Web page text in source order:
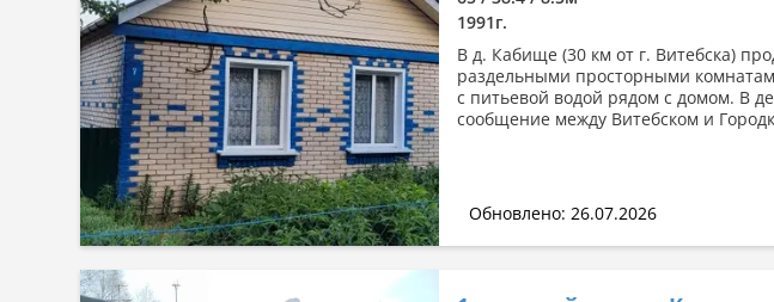
1991г.
В д. Кабище (30 км от г. Витебска)
раздельными просторными
с питьевой водой рядом с домом. В
сообщение между Витебском и
Обновлено: 26.07.2026